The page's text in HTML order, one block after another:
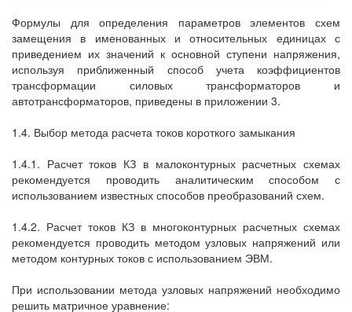
Формулы для определения параметров элементов схем
замещения в именованных и относительных единицах с
приведением их значений к основной ступени напряжения,
используя приближенный способ учета коэффициентов
трансформации силовых трансформаторов и
автотрансформаторов, приведены в приложении 3.
1.4. Выбор метода расчета токов короткого замыкания
1.4.1. Расчет токов КЗ в малоконтурных расчетных схемах
рекомендуется проводить аналитическим способом с
использованием известных способов преобразований схем.
1.4.2. Расчет токов КЗ в многоконтурных расчетных схемах
рекомендуется проводить методом узловых напряжений или
методом контурных токов с использованием ЭВМ.
При использовании метода узловых напряжений необходимо
решить матричное уравнение: